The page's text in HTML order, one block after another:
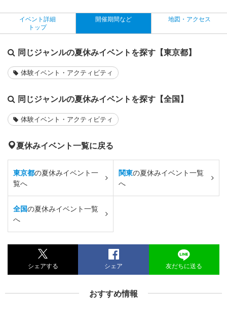
イベント詳細
トップ
開催期間など 地図・アクセス
同じジャンルの夏休みイベントを探す【東京都】
体験イベント・アクティビティ
同じジャンルの夏休みイベントを探す【全国】
体験イベント・アクティビティ
夏休みイベント一覧に戻る
東京都の夏休みイベント一
覧へ
関東の夏休みイベント一覧
へ
全国の夏休みイベント一覧
へ
シェアする シェア 友だちに送る
おすすめ情報